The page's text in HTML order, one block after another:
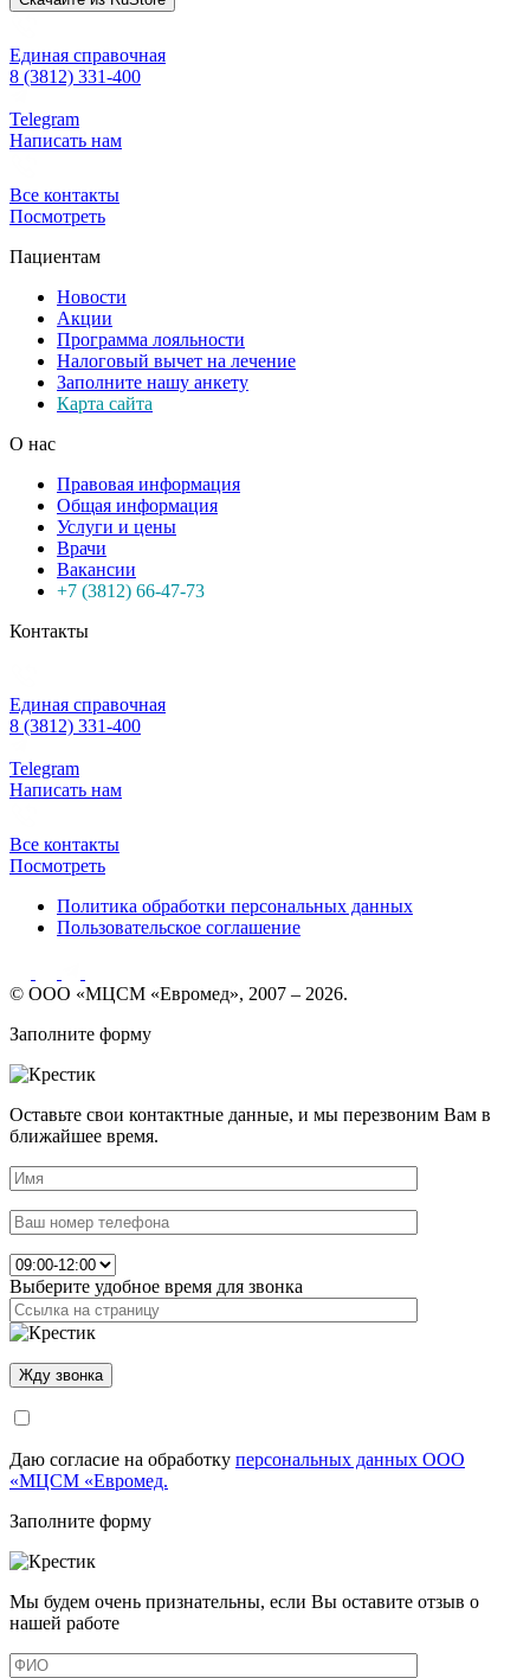
Единая справочная
8 (3812) 331-400
Telegram
Написать нам
Все контакты
Посмотреть
Пациентам
Новости
Акции
Программа лояльности
Налоговый вычет на лечение
Заполните нашу анкету
Карта сайта
О нас
Правовая информация
Общая информация
Услуги и цены
Врачи
Вакансии
+7 (3812) 66-47-73
Контакты
Единая справочная
8 (3812) 331-400
Telegram
Написать нам
Все контакты
Посмотреть
Политика обработки персональных данных
Пользовательское соглашение
© ООО «МЦСМ «Евромед», 2007 – 2026.
Заполните форму
Оставьте свои контактные данные, и мы перезвоним Вам в
ближайшее время.
Выберите удобное время для звонка
Даю согласие на обработку персональных данных ООО
«МЦСМ «Евромед.
Заполните форму
Мы будем очень признательны, если Вы оставите отзыв о
нашей работе